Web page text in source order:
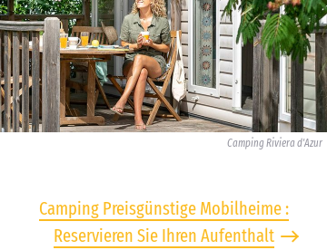
Camping Riviera d'Azur
Camping Preisgünstige Mobilheime :
Reservieren Sie Ihren Aufenthalt